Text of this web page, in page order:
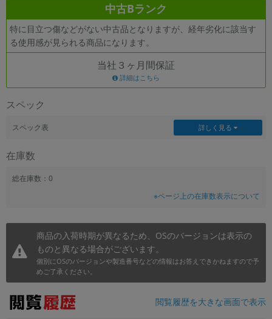
中古Bランク
特に目立つ傷などがない中古品となりますが、経年劣化に該当す
る使用感が見られる商品になります。
当社３ヶ月間保証
詳細はこちら
スペック
スペック表 詳しく見る
在庫数
総在庫数：0
※ページ上の在庫数表示について
商品の入荷時期が異なるため、OSのバージョンは表示の
ものと異なる場合がございます。
個別にOSのバージョンや製造番号などの情報はお答えできかねますので予
めご了承ください。
閲覧履歴を大きな画面で表示
CPUの絞り込み
OS
メモリ
円 ～ 円
発売日